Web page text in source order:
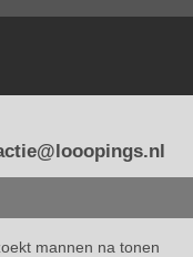
mannen na tonen